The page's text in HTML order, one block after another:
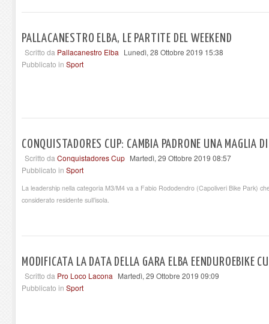
PALLACANESTRO ELBA, LE PARTITE DEL WEEKEND
Scritto da Pallacanestro Elba Lunedì, 28 Ottobre 2019 15:38
Pubblicato in Sport
CONQUISTADORES CUP: CAMBIA PADRONE UNA MAGLIA
Scritto da Conquistadores Cup Martedì, 29 Ottobre 2019 08:57
Pubblicato in Sport
La leadership nella categoria M3/M4 va a Fabio Rododendro (Capoliveri Bike Park)
considerato residente sull’isola.
MODIFICATA LA DATA DELLA GARA ELBA EENDUROEBIKE
Scritto da Pro Loco Lacona Martedì, 29 Ottobre 2019 09:09
Pubblicato in Sport